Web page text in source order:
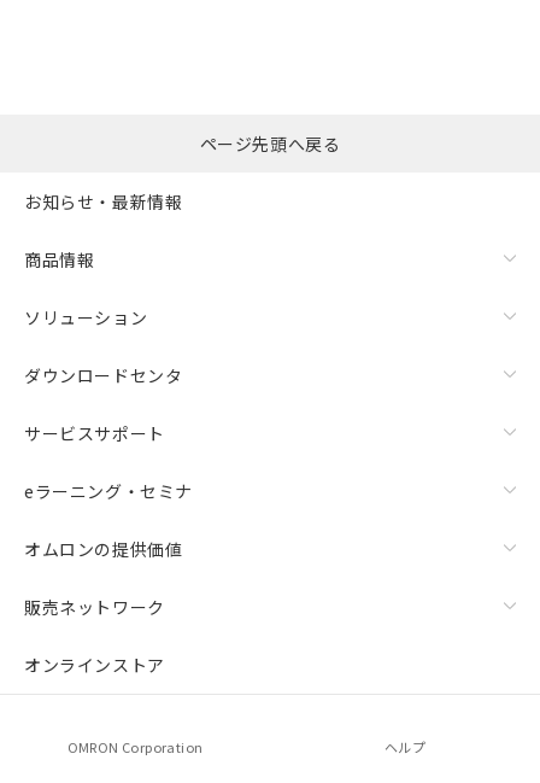
ページ先頭へ戻る
お知らせ・最新情報
商品情報
ソリューション
ダウンロードセンタ
サービスサポート
eラーニング・セミナ
オムロンの提供価値
販売ネットワーク
オンラインストア
OMRON Corporation ヘルプ